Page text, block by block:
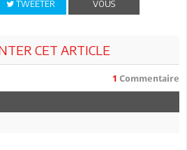
TWEETER
VOUS
CET ARTICLE
1 Commentaire